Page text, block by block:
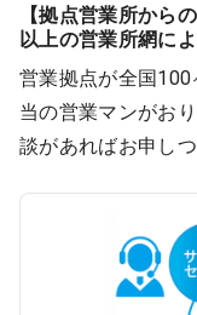
【拠点営業所から
以上の営業所網に
営業拠点が全国
当の営業マンがお
談があればお申しつ